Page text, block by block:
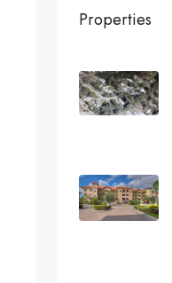
Properties